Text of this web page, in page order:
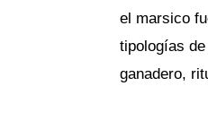
el marsico
tipologías
ganadero,